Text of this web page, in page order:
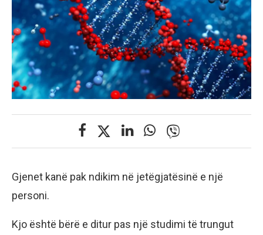
Gjenet kanë pak ndikim në jetëgjatësinë e një
personi.
Kjo është bërë e ditur pas një studimi të trungut